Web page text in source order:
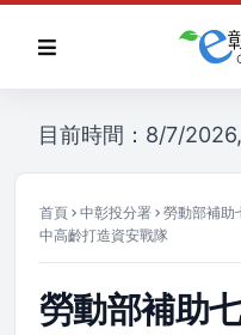
目前時間：8/7/
首頁 中彰投分署
勞動部補助
中高齡打造資安戰隊
勞動部補助